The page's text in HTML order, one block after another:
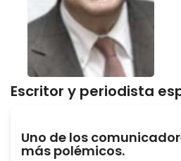
Escritor y periodista
Uno de los
más polémicos.